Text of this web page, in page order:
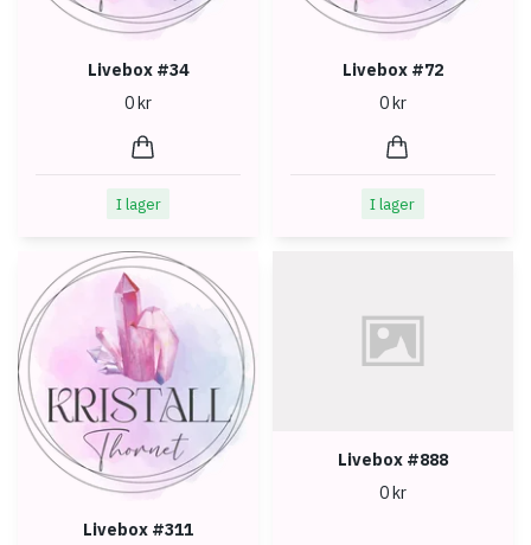
Livebox #34
0 kr
I lager
Livebox #72
0 kr
I lager
Livebox #311
Livebox #888
0 kr